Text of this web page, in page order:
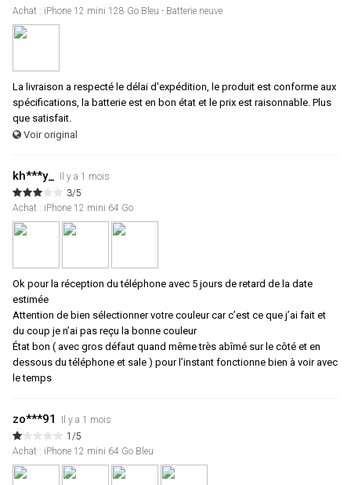
Achat : iPhone 12 mini 128 Go Bleu - Batterie neuve
La livraison a respecté le délai d'expédition, le produit est conforme aux
spécifications, la batterie est en bon état et le prix est raisonnable. Plus
que satisfait.
Voir original
kh***y_
Il y a 1 mois
3/5
Achat : iPhone 12 mini 64 Go
Ok pour la réception du téléphone avec 5 jours de retard de la date
estimée
Attention de bien sélectionner votre couleur car c’est ce que j’ai fait et
du coup je n’ai pas reçu la bonne couleur
État bon ( avec gros défaut quand même très abîmé sur le côté et en
dessous du téléphone et sale ) pour l’instant fonctionne bien à voir avec
le temps
zo***91
Il y a 1 mois
1/5
Achat : iPhone 12 mini 64 Go Bleu